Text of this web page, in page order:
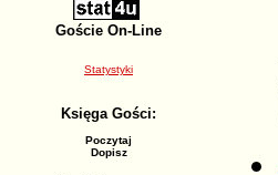
Goście On-Line
Statystyki
Księga Gości:
Poczytaj
Dopisz